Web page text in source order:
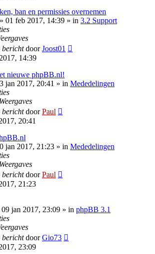
ban en permissies overnemen
» 01 feb 2017, 14:39 » in 3.2 Support
berichtdoorJoost01
14:39
nieuwe phpBB.nl!
jan 2017, 20:41 » in Mededelingen
Weergaves
berichtdoorPaul
20:41
jan 2017, 21:23 » in Mededelingen
Weergaves
berichtdoorPaul
21:23
09 jan 2017, 23:09 » in phpBB 3.1
berichtdoorGio73
23:09